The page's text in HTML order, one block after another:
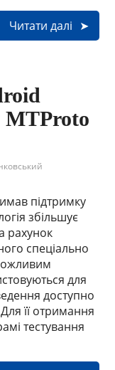
Читати далі
MTProto
підтримку
збільшує
рахунок
спеціально
для
доступно
її отримання
тестування